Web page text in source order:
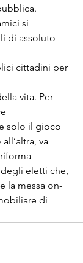
si
di assoluto
cittadini per
vita. Per
solo il gioco
va
eletti che,
la messa on-
di